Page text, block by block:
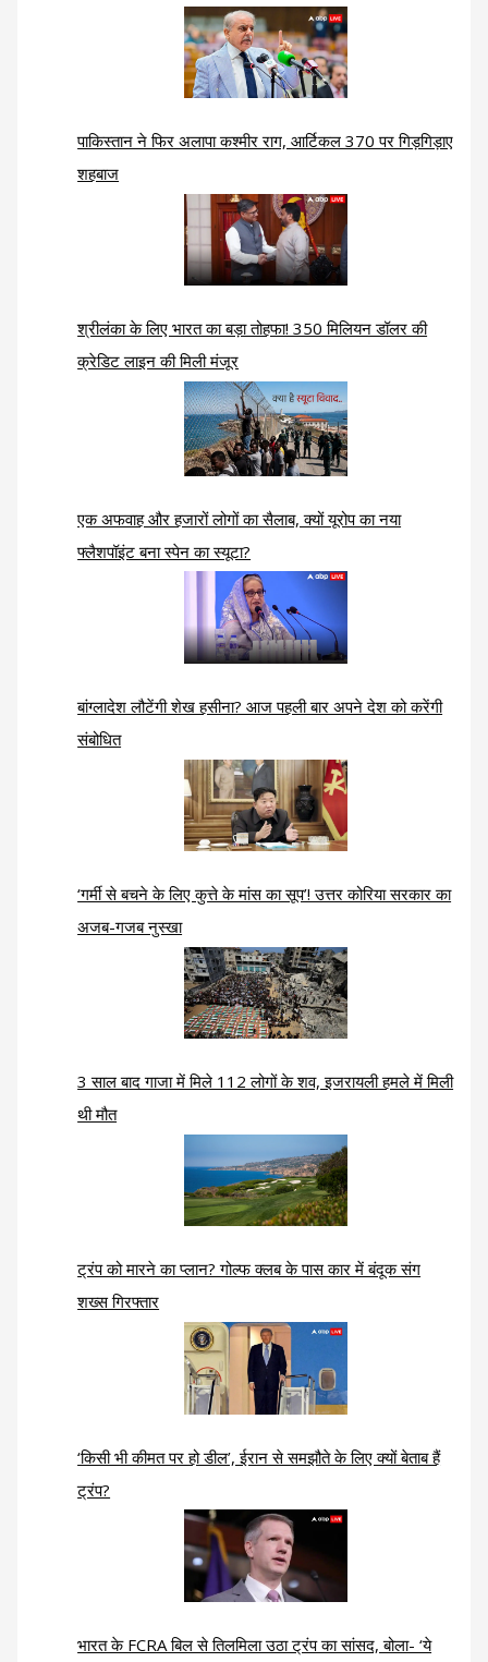
पाकिस्तान ने फिर अलापा कश्मीर राग, आर्टिकल 370 पर गिड़गिड़ाए
शहबाज
श्रीलंका के लिए भारत का बड़ा तोहफा! 350 मिलियन डॉलर की
क्रेडिट लाइन की मिली मंजूर
एक अफवाह और हजारों लोगों का सैलाब, क्यों यूरोप का नया
फ्लैशपॉइंट बना स्पेन का स्यूटा?
बांग्लादेश लौटेंगी शेख हसीना? आज पहली बार अपने देश को करेंगी
संबोधित
‘गर्मी से बचने के लिए कुत्ते के मांस का सूप’! उत्तर कोरिया सरकार का
अजब-गजब नुस्खा
3 साल बाद गाजा में मिले 112 लोगों के शव, इजरायली हमले में मिली
थी मौत
ट्रंप को मारने का प्लान? गोल्फ क्लब के पास कार में बंदूक संग
शख्स गिरफ्तार
‘किसी भी कीमत पर हो डील’, ईरान से समझौते के लिए क्यों बेताब हैं
ट्रंप?
भारत के FCRA बिल से तिलमिला उठा ट्रंप का सांसद, बोला- ‘ये